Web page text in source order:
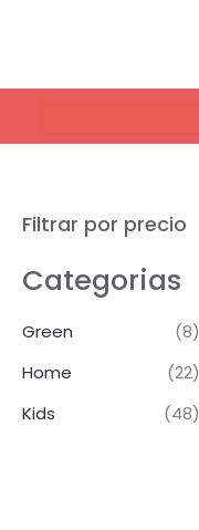
Filtrar por precio
Categorias
Green
(8)
Home
(22)
Kids
(48)